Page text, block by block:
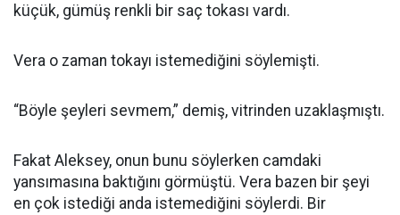
küçük, gümüş renkli bir saç tokası vardı.
Vera o zaman tokayı istemediğini söylemişti.
“Böyle şeyleri sevmem,” demiş, vitrinden uzaklaşmıştı.
Fakat Aleksey, onun bunu söylerken camdaki
yansımasına baktığını görmüştü. Vera bazen bir şeyi
en çok istediği anda istemediğini söylerdi. Bir